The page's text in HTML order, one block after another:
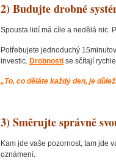
2) Budujte drobné
Spousta lidí má cíle a nedělá nic.
Potřebujete jednoduchý
investic. Drobnosti se sčítají
„To, co děláte každý den, je
3) Směrujte správně
Kam jde vaše pozornost, tam jde
oznámení.